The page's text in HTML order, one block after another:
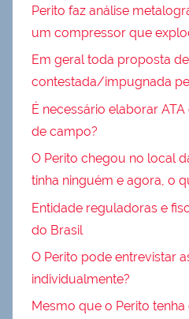
Perito faz análise
um compressor que
Em geral toda proposta
contestada/impugnada
É necessário elaborar
de campo?
O Perito chegou no local
tinha ninguém e agora, o
Entidade reguladoras e
do Brasil
O Perito pode entrevistar
individualmente?
Mesmo que o Perito